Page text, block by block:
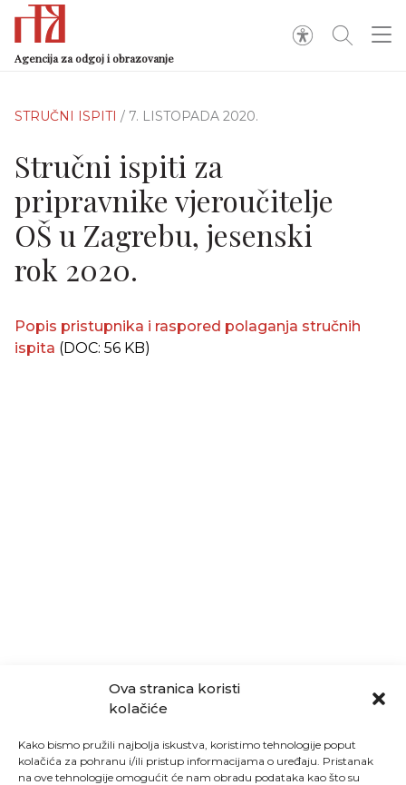
Ova stranica koristi
kolačiće
Kako bismo pružili najbolja iskustva, koristimo tehnologije poput
kolačića za pohranu i/ili pristup informacijama o uređaju. Pristanak
na ove tehnologije omogućit će nam obradu podataka kao što su
Agencija za odgoj i obrazovanje
STRUČNI ISPITI / 7. LISTOPADA 2020.
Stručni ispiti za
pripravnike vjeroučitelje
OŠ u Zagrebu, jesenski
rok 2020.
Popis pristupnika i raspored polaganja stručnih
ispita (DOC: 56 KB)